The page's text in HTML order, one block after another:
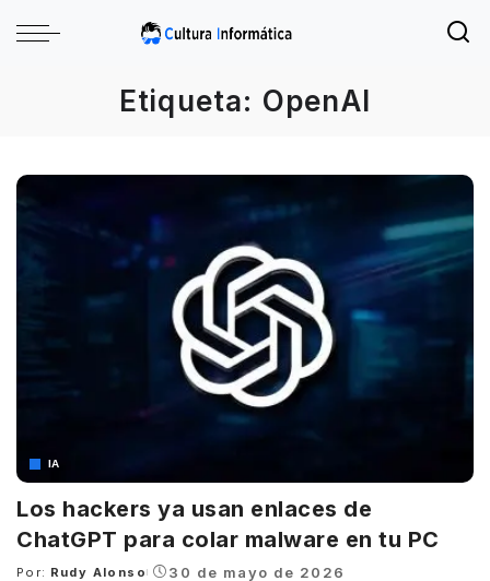
Etiqueta: OpenAI
IA
Los hackers ya usan enlaces de
ChatGPT para colar malware en tu PC
Por: Rudy Alonso 30 de mayo de 2026